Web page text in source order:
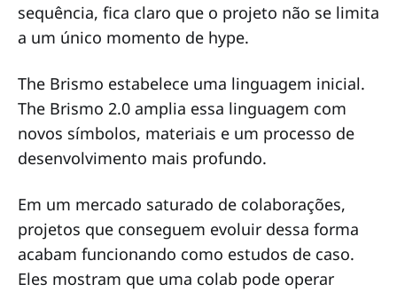
sequência, fica claro que o projeto não se limita
a um único momento de hype.
The Brismo estabelece uma linguagem inicial.
The Brismo 2.0 amplia essa linguagem com
novos símbolos, materiais e um processo de
desenvolvimento mais profundo.
Em um mercado saturado de colaborações,
projetos que conseguem evoluir dessa forma
acabam funcionando como estudos de caso.
Eles mostram que uma colab pode operar